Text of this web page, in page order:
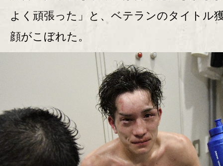
よく頑張った」と、ベテランのタイトル
顔がこぼれた。